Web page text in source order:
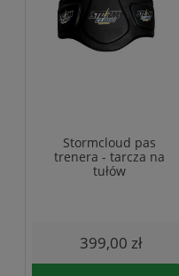
Stormcloud pas
trenera - tarcza na
tułów
399,00 zł